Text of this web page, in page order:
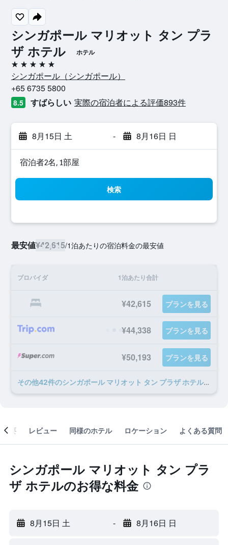
シンガポール マリオット タン プラ
ザ ホテル
ホテル
5つ星
シンガポール​（シンガポール​）​
+65 6735 5800
8.5 すばらしい 実際の宿泊者による評価893​件
8月15日 土 - 8月16日 日
宿泊者2名, 1​部屋
検索
最安値¥42,615/1泊あたりの宿泊料金の最安値
プロバイダ 1泊あたり合計
¥42,615 プランを見る
¥44,338 プランを見る
¥50,193 プランを見る
​その他42​件のシンガポール マリオット タン プラザ ホテルのオファー
概要 レビュー 同様のホテル ロケーション よくある質問
シンガポール マリオット タン プラ
ザ ホテルのお得な料金
8月15日 土 - 8月16日 日